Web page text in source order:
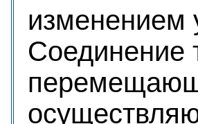
изменением
Соединение